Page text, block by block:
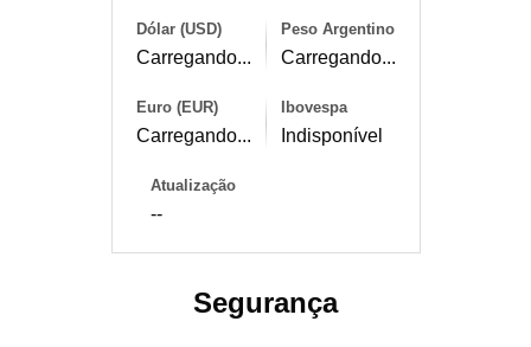
Dólar (USD)
Carregando...
Peso Argentino
Carregando...
Euro (EUR)
Carregando...
Ibovespa
Indisponível
Atualização
--
Segurança